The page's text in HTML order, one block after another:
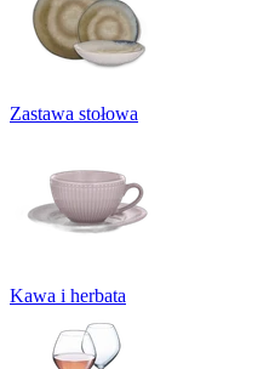
Zastawa stołowa
Kawa i herbata